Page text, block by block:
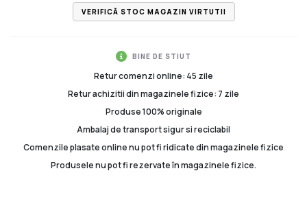
VERIFICĂ STOC MAGAZIN VIRTUTII
BINE DE STIUT
Retur comenzi online: 45 zile
Retur achizitii din magazinele fizice: 7 zile
Produse 100% originale
Ambalaj de transport sigur si reciclabil
Comenzile plasate online nu pot fi ridicate din magazinele fizice
Produsele nu pot fi rezervate în magazinele fizice.